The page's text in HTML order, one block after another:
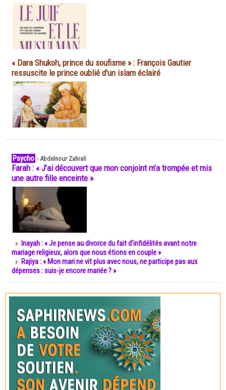
« Dara Shukoh, prince du soufisme » : François Gautier
ressuscite le prince oublié d'un islam éclairé
Psycho -Abdelnour Zahrali
Farah : « J’ai découvert que mon conjoint m’a trompée et mis
une autre fille enceinte »
Inayah : « Je pense au divorce du fait d’infidélités avant notre
mariage religieux, alors que nous étions en couple »
Rajiya : « Mon mari ne vit plus avec nous, ne participe pas aux
dépenses : suis-je encore mariée ? »